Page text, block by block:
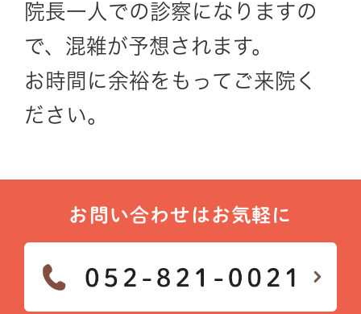
院長一人での診察になりますの
で、混雑が予想されます。
お時間に余裕をもってご来院く
ださい。
お問い合わせはお気軽に